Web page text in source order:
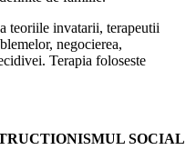
teoriile invatarii, terapeutii
negocierea,
Terapia foloseste
SOCIAL